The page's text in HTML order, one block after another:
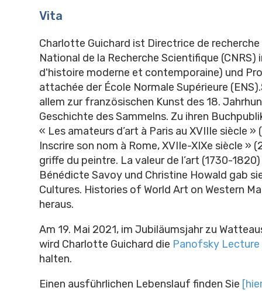
Vita
Charlotte Guichard ist Directrice de
National de la Recherche Scientifique
d'histoire moderne et contemporaine) und
attachée der École Normale Supérieure
allem zur französischen Kunst des 18.
Geschichte des Sammelns. Zu ihren
« Les amateurs d’art à Paris au XVIIIe siècle
Inscrire son nom à Rome, XVIIe-XIXe siècle »
griffe du peintre. La valeur de l’art (1730-
Bénédicte Savoy und Christine Howald gab
Cultures. Histories of World Art on Western
heraus.
Am 19. Mai 2021, im Jubiläumsjahr zu
wird Charlotte Guichard die Panofsky Lecture
halten.
Einen ausführlichen Lebenslauf finden Sie